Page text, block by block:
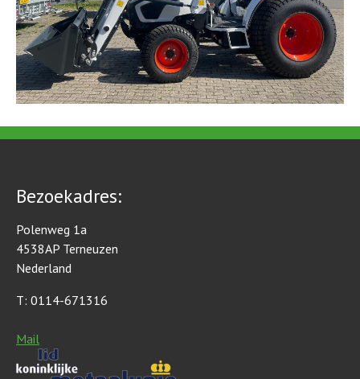
Bezoekadres:
Polenweg 1a
4538AP Terneuzen
Nederland
T: 0114-671316
Mail